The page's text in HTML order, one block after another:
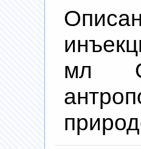
мл